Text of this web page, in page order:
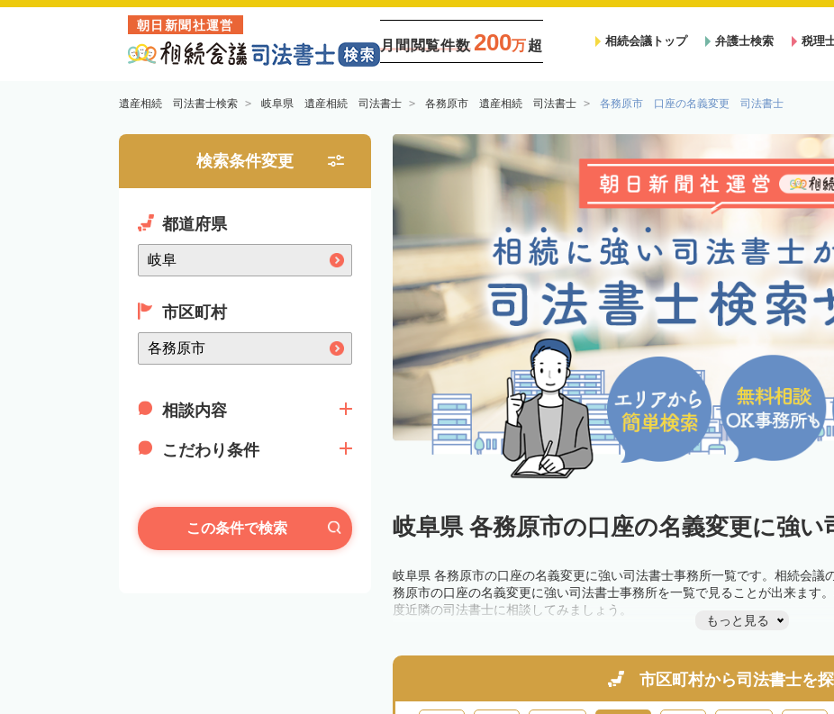
朝日新聞社運営
月間閲覧件数 200万超 相続会議トップ 弁護士検索 税理
遺産相続 司法書士検索 岐阜県 遺産相続 司法書士 各務原市 遺産相続 司法書士 各務原市 口座の名義変更 司法書士
検索条件変更
都道府県
市区町村
相談内容
こだわり条件
この条件で検索 岐阜県 各務原市の口座の名義変更に強い
岐阜県 各務原市の口座の名義変更に強い司法書士事務所一覧です。相続会議
務原市の口座の名義変更に強い司法書士事務所を一覧で見ることが出来ます
度近隣の司法書士に相談してみましょう。
もっと見る
市区町村から司法書士を